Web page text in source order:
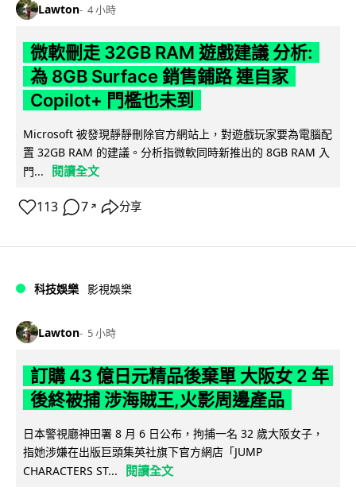
Lawton 4 小時
微軟刪走 32GB RAM 遊戲建議 分析:
為 8GB Surface 銷售鋪路 連自家
Copilot+ 門檻也未到
Microsoft 被發現靜靜刪除官方網站上，對遊戲玩家要為電腦配
置 32GB RAM 的建議。分析指微軟同時新推出的 8GB RAM 入
門...
閱讀全文
113 7 ↗ 分享
科技娛樂 影視娛樂
Lawton 5 小時
訂購 43 億日元精品後棄單 大阪女 2 年
後終被捕 涉海賊王,火影周邊產品
日本警視廳神田署 8 月 6 日公布，拘捕一名 32 歲大阪女子，
指她涉嫌在出版巨頭集英社旗下官方網店「JUMP
CHARACTERS ST...
閱讀全文